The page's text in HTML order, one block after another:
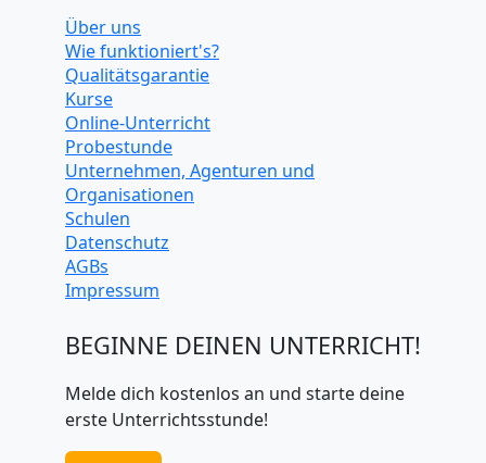
Über uns
Wie funktioniert's?
Qualitätsgarantie
Kurse
Online-Unterricht
Probestunde
Unternehmen, Agenturen und
Organisationen
Schulen
Datenschutz
AGBs
Impressum
BEGINNE DEINEN UNTERRICHT!
Melde dich kostenlos an und starte deine
erste Unterrichtsstunde!